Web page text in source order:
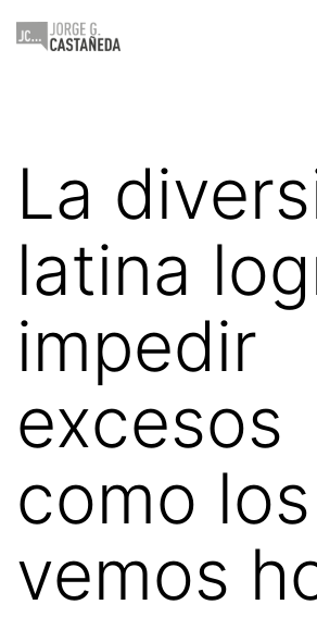
Saltar
Jorge
La
latina
impedir
excesos
como
vemos